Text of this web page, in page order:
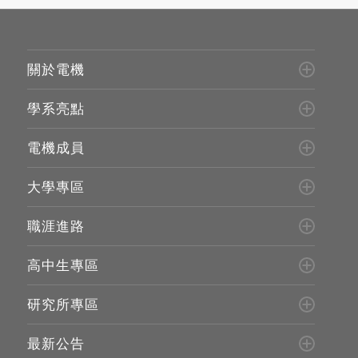
關於電機
學系亮點
電機成員
大學專區
職涯進路
高中生專區
研究所專區
最新公告